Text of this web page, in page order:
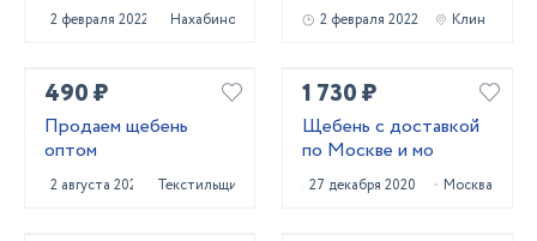
2 февраля 2022 Нахабино 2 февраля 2022 Клин
490 ₽
Продаем щебень
оптом
2 августа 2021 Текстильщик
1 730 ₽
Щебень с доставкой
по Москве и мо
27 декабря 2020 Москва